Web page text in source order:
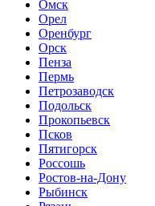
Омск
Орел
Оренбург
Орск
Пенза
Пермь
Петрозаводск
Подольск
Прокопьевск
Псков
Пятигорск
Россошь
Ростов-на-Дону
Рыбинск